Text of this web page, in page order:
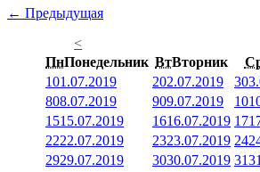
← Предыдущая
<
ПнПонедельник ВтВторник
101.07.2019 202.07.2019 3
808.07.2019 909.07.2019 10
1515.07.2019 1616.07.2019 17
2222.07.2019 2323.07.2019 24
2929.07.2019 3030.07.2019 31